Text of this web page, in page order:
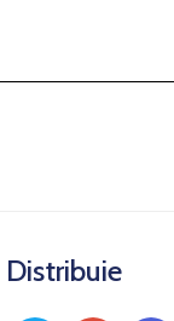
Distribuie